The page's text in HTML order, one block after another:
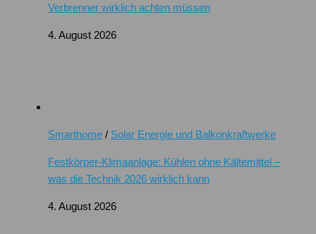
Verbrenner wirklich achten müssen
4. August 2026
Smarthome / Solar Energie und Balkonkraftwerke
Festkörper-Klimaanlage: Kühlen ohne Kältemittel –
was die Technik 2026 wirklich kann
4. August 2026